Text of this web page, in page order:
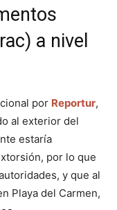
a nivel
por Reportur,
al exterior del
estaría
por lo que
y que al
Playa del Carmen,